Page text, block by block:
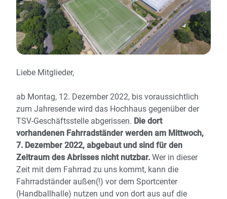
Liebe Mitglieder,
ab Montag, 12. Dezember 2022, bis voraussichtlich
zum Jahresende wird das Hochhaus gegenüber der
TSV-Geschäftsstelle abgerissen. Die dort
vorhandenen Fahrradständer werden am Mittwoch,
7. Dezember 2022, abgebaut und sind für den
Zeitraum des Abrisses nicht nutzbar. Wer in dieser
Zeit mit dem Fahrrad zu uns kommt, kann die
Fahrradständer außen(!) vor dem Sportcenter
(Handballhalle) nutzen und von dort aus auf die